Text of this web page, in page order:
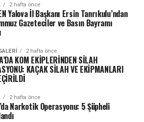
2 hafta önce
Yalova İl Başkanı Ersin Tanrıkulu’ndan
Gazeteciler ve Basın Bayramı
2 hafta önce
KOM EKİPLERİNDEN SİLAH
KAÇAK SİLAH VE EKİPMANLARI
2 hafta önce
Narkotik Operasyonu: 5 Şüpheli